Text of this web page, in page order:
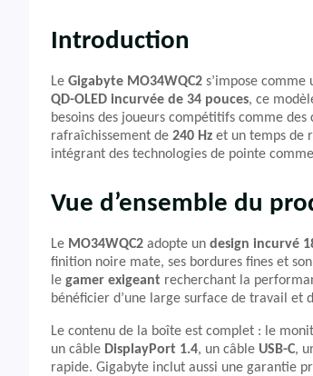
Introduction
Le Gigabyte MO34WQC2 s’impose
QD-OLED incurvée de 34 pouces, ce
besoins des joueurs compétitifs comme
rafraîchissement de 240 Hz et un temps de
intégrant des technologies de pointe comme
Vue d’ensemble du
Le MO34WQC2 adopte un design incurvé
finition noire mate, ses bordures fines et
le gamer exigeant recherchant la
bénéficier d’une large surface de travail
Le contenu de la boîte est complet : le
un câble DisplayPort 1.4, un câble USB-C,
rapide. Gigabyte inclut aussi une garantie